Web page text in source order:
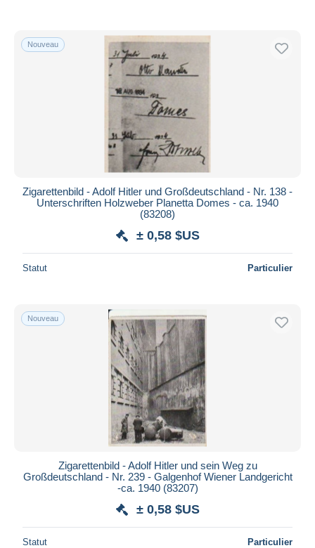
Nouveau
Zigarettenbild - Adolf Hitler und Großdeutschland - Nr. 138 -
Unterschriften Holzweber Planetta Domes - ca. 1940
(83208)
± 0,58 $US
Statut Particulier
Nouveau
Zigarettenbild - Adolf Hitler und sein Weg zu
Großdeutschland - Nr. 239 - Galgenhof Wiener Landgericht
-ca. 1940 (83207)
± 0,58 $US
Statut Particulier